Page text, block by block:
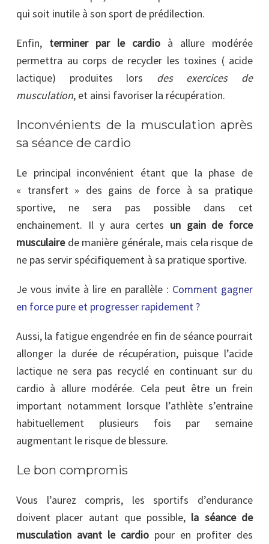
qui soit inutile à son sport de prédilection.
Enfin, terminer par le cardio à allure modérée
permettra au corps de recycler les toxines ( acide
lactique) produites lors des exercices de
musculation, et ainsi favoriser la récupération.
Inconvénients de la musculation après
sa séance de cardio
Le principal inconvénient étant que la phase de
« transfert » des gains de force à sa pratique
sportive, ne sera pas possible dans cet
enchainement. Il y aura certes un gain de force
musculairede manière générale, mais cela risque de
ne pas servir spécifiquement à sa pratique sportive.
Je vous invite à lire en parallèle : Comment gagner
en force pure et progresser rapidement ?
Aussi, la fatigue engendrée en fin de séance pourrait
allonger la durée de récupération, puisque l’acide
lactique ne sera pas recyclé en continuant sur du
cardio à allure modérée. Cela peut être un frein
important notamment lorsque l’athlète s’entraine
habituellement plusieurs fois par semaine
augmentant le risque de blessure.
Le bon compromis
Vous l’aurez compris, les sportifs d’endurance
doivent placer autant que possible, la séance de
musculation avant le cardio pour en profiter des